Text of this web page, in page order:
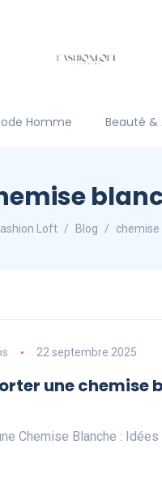
Homme Beauté &
Loft Blog chemise
22 septembre 2025
une chemise
Chemise Blanche :